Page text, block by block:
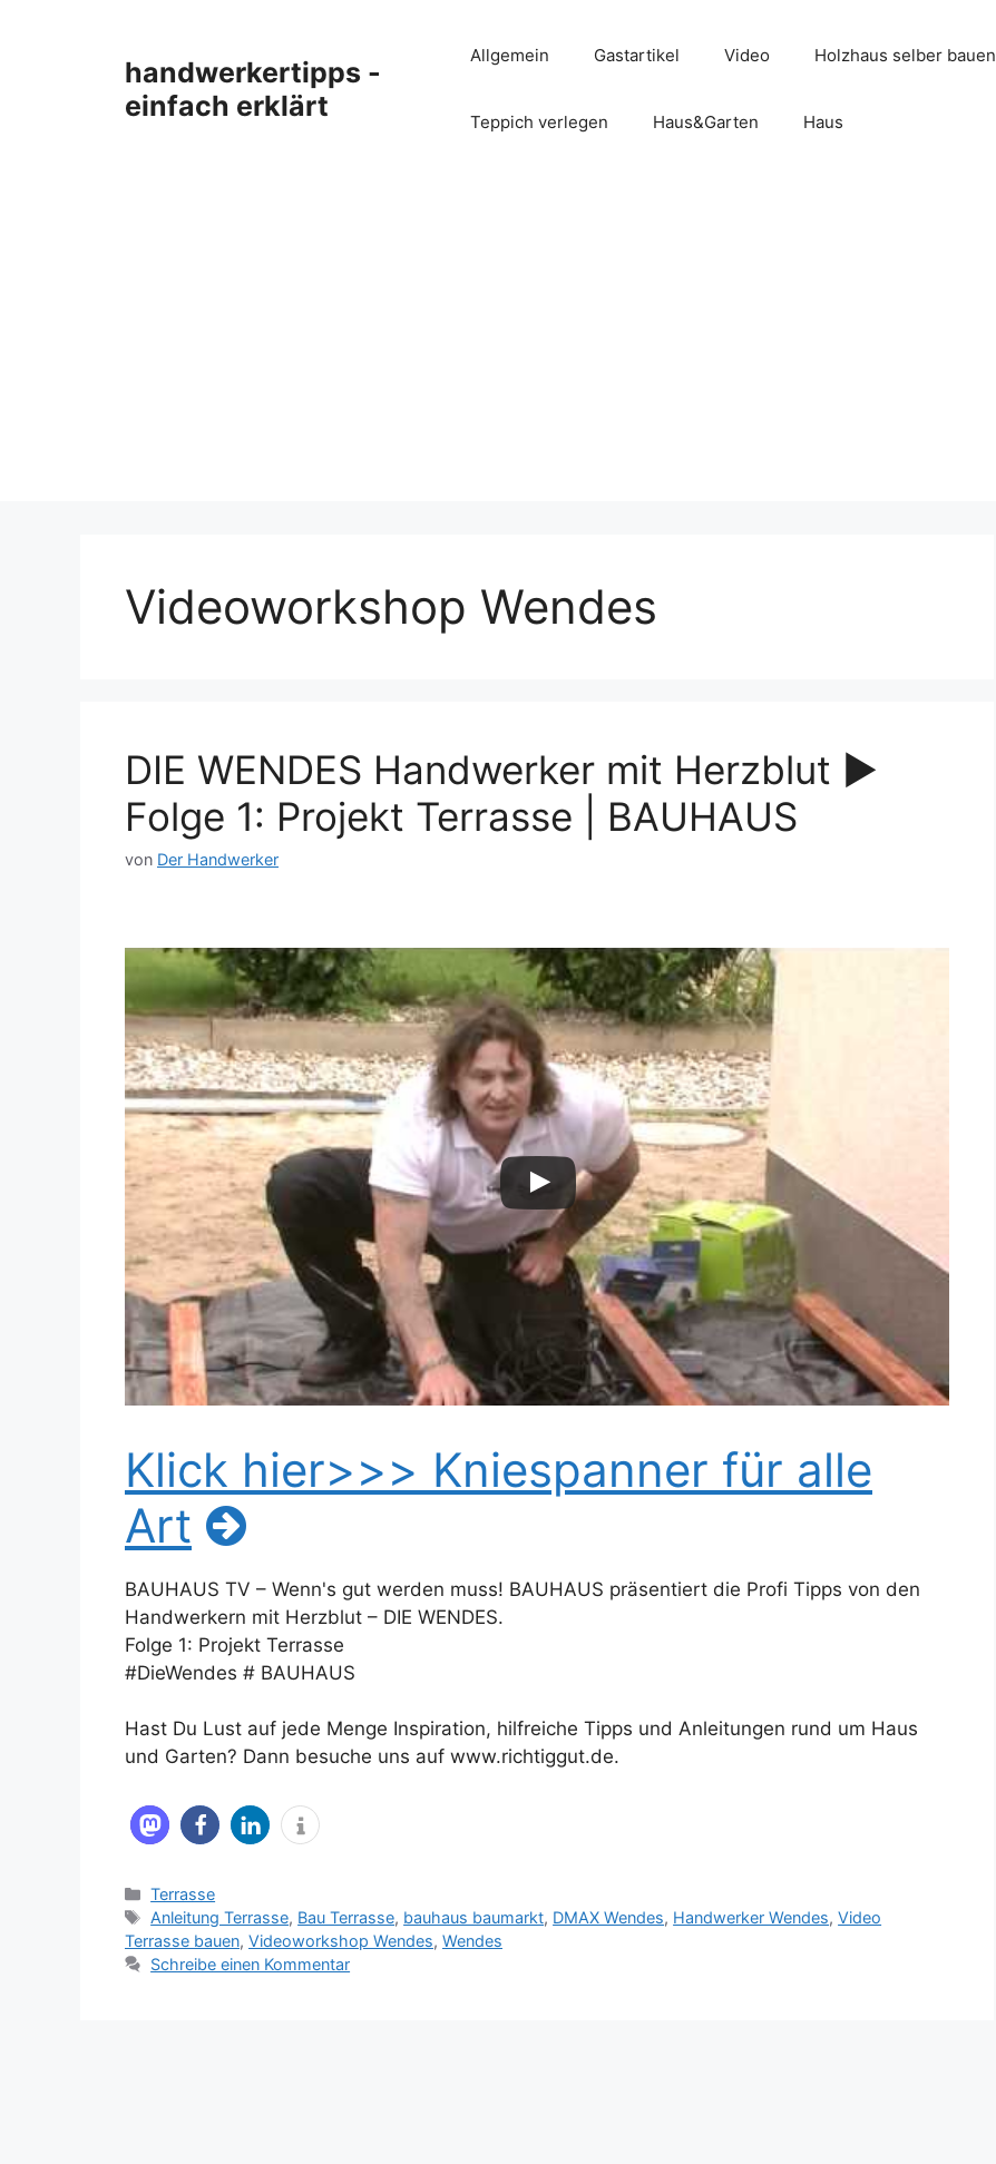
handwerkertipps -
einfach erklärt
Allgemein Gastartikel Video Holzhaus selber bauen
Teppich verlegen Haus&Garten Haus
Videoworkshop Wendes
DIE WENDES Handwerker mit Herzblut ►
Folge 1: Projekt Terrasse | BAUHAUS
von Der Handwerker
Dieses Video auf YouTube ansehen
Klick hier>>> Kniespanner für alle
Art
BAUHAUS TV – Wenn's gut werden muss! BAUHAUS präsentiert die Profi Tipps von den
Handwerkern mit Herzblut – DIE WENDES.
Folge 1: Projekt Terrasse
#DieWendes # BAUHAUS
Hast Du Lust auf jede Menge Inspiration, hilfreiche Tipps und Anleitungen rund um Haus
und Garten? Dann besuche uns auf www.richtiggut.de.
Kategorien
Terrasse
Schlagwörter
Anleitung Terrasse, Bau Terrasse, bauhaus baumarkt, DMAX Wendes, Handwerker Wendes,Video
Terrasse bauen, Videoworkshop Wendes, Wendes
Schreibe einen Kommentar